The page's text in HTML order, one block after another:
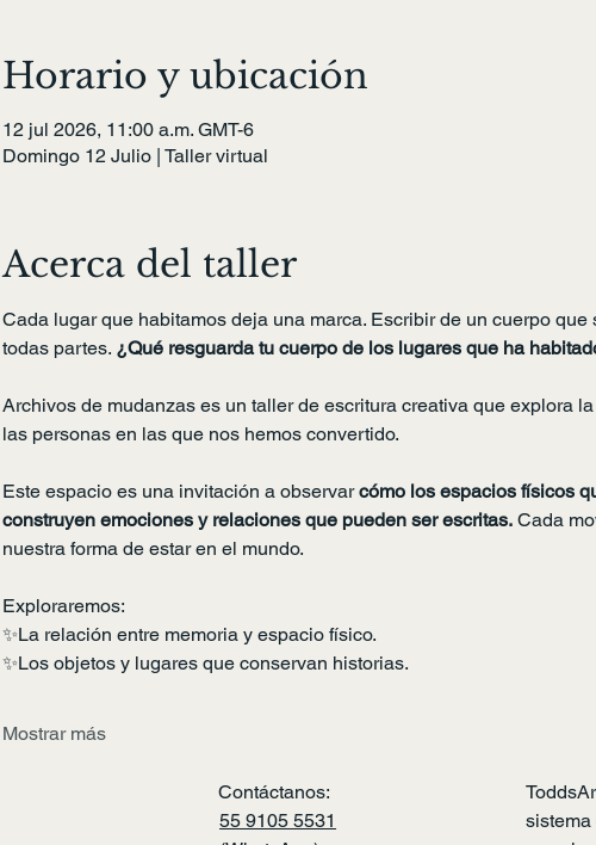
Horario y ubicación
12 jul 2026, 11:00 a.m. GMT-6
Domingo 12 Julio | Taller virtual
Acerca del taller
Cada lugar que habitamos deja una marca. Escribir de un cuerpo
todas partes. ¿Qué resguarda tu cuerpo de los lugares que ha
Archivos de mudanzas es un taller de escritura creativa que explora
las personas en las que nos hemos convertido.
Este espacio es una invitación a observar cómo los espacios físicos
construyen emociones y relaciones que pueden ser escritas. Cada
nuestra forma de estar en el mundo.
Exploraremos:
✨La relación entre memoria y espacio físico.
✨Los objetos y lugares que conservan historias.
Mostrar más
Contáctanos:
55 9105 5531